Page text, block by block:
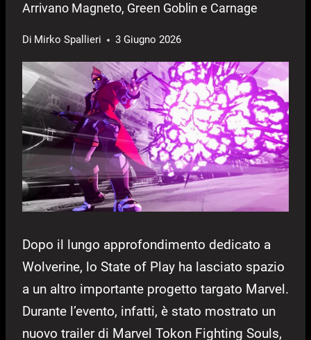
Arrivano Magneto, Green Goblin e Carnage
Di Mirko Spallieri 3 Giugno 2026
Dopo il lungo approfondimento dedicato a
Wolverine, lo State of Play ha lasciato spazio
a un altro importante progetto targato Marvel.
Durante l’evento, infatti, è stato mostrato un
nuovo trailer di Marvel Tokon Fighting Souls,